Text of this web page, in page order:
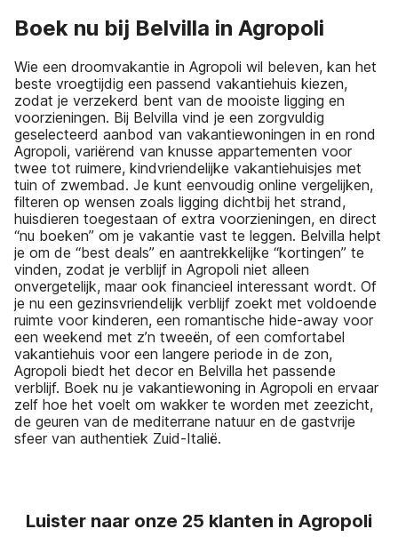
Boek nu bij Belvilla in Agropoli
Wie een droomvakantie in Agropoli wil beleven, kan het
beste vroegtijdig een passend vakantiehuis kiezen,
zodat je verzekerd bent van de mooiste ligging en
voorzieningen. Bij Belvilla vind je een zorgvuldig
geselecteerd aanbod van vakantiewoningen in en rond
Agropoli, variërend van knusse appartementen voor
twee tot ruimere, kindvriendelijke vakantiehuisjes met
tuin of zwembad. Je kunt eenvoudig online vergelijken,
filteren op wensen zoals ligging dichtbij het strand,
huisdieren toegestaan of extra voorzieningen, en direct
“nu boeken” om je vakantie vast te leggen. Belvilla helpt
je om de “best deals” en aantrekkelijke “kortingen” te
vinden, zodat je verblijf in Agropoli niet alleen
onvergetelijk, maar ook financieel interessant wordt. Of
je nu een gezinsvriendelijk verblijf zoekt met voldoende
ruimte voor kinderen, een romantische hide-away voor
een weekend met z’n tweeën, of een comfortabel
vakantiehuis voor een langere periode in de zon,
Agropoli biedt het decor en Belvilla het passende
verblijf. Boek nu je vakantiewoning in Agropoli en ervaar
zelf hoe het voelt om wakker te worden met zeezicht,
de geuren van de mediterrane natuur en de gastvrije
sfeer van authentiek Zuid-Italië.
Luister naar onze 25 klanten in Agropoli